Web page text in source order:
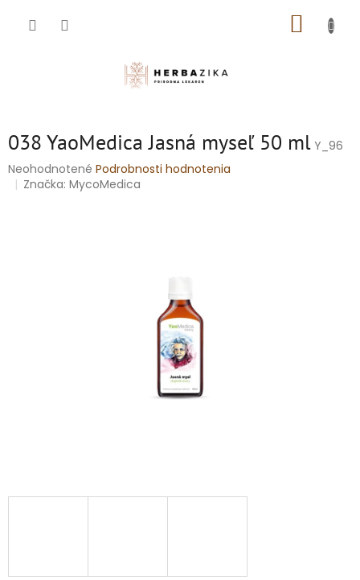
038 YaoMedica Jasná myseľ 50 ml Y_96
Priemerné
hodnotenie
Neohodnotené Podrobnosti hodnotenia
Značka:MycoMedica